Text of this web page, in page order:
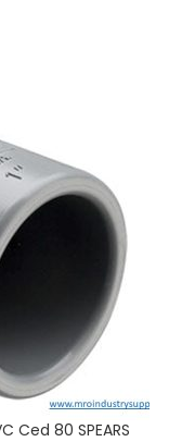
Ced 80 SPEARS